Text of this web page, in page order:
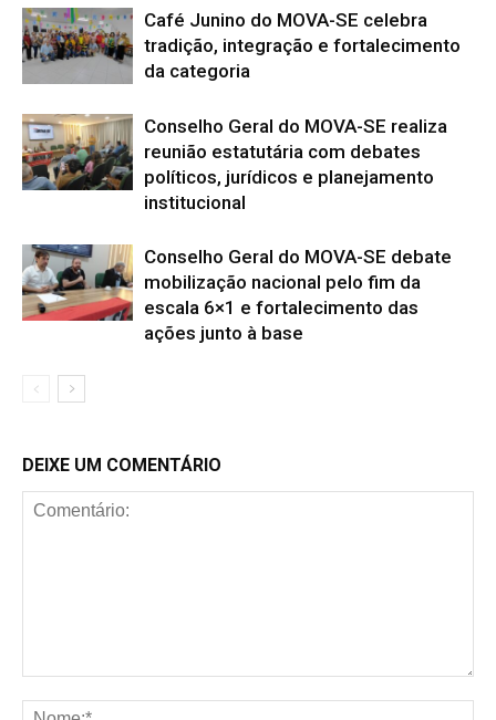
Café Junino do MOVA-SE celebra
tradição, integração e fortalecimento
da categoria
Conselho Geral do MOVA-SE realiza
reunião estatutária com debates
políticos, jurídicos e planejamento
institucional
Conselho Geral do MOVA-SE debate
mobilização nacional pelo fim da
escala 6×1 e fortalecimento das
ações junto à base
DEIXE UM COMENTÁRIO